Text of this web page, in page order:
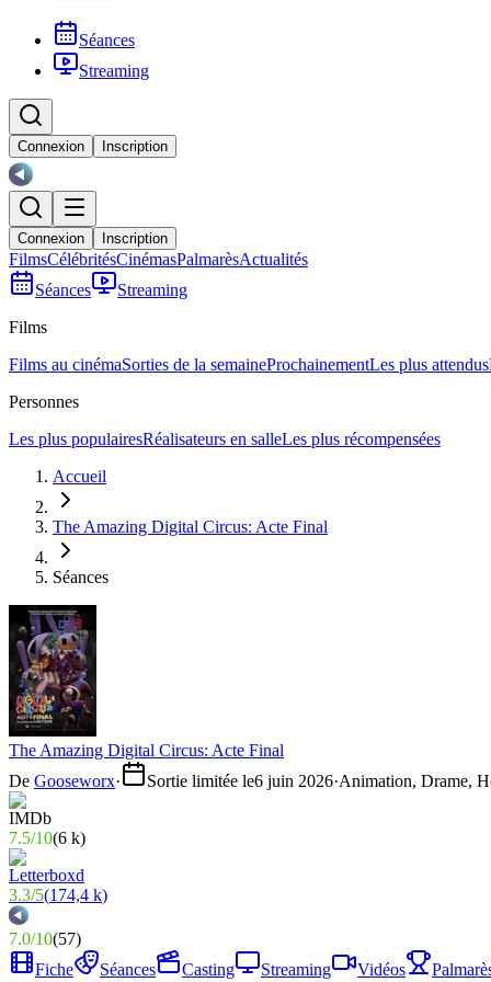
Séances
Streaming
Connexion Inscription
Connexion Inscription
FilmsCélébritésCinémasPalmarèsActualités
Séances
Streaming
Films
Films au cinémaSorties de la semaineProchainementLes plus attendus
Personnes
Les plus populairesRéalisateurs en salleLes plus récompensées
Accueil
The Amazing Digital Circus: Acte Final
Séances
The Amazing Digital Circus: Acte Final
De Gooseworx· Sortie limitée le6 juin 2026·Animation, Drame,
7.5/10(6 k)
3.3/5(174,4 k)
7.0/10(57)
Fiche
Séances Casting Streaming Vidéos